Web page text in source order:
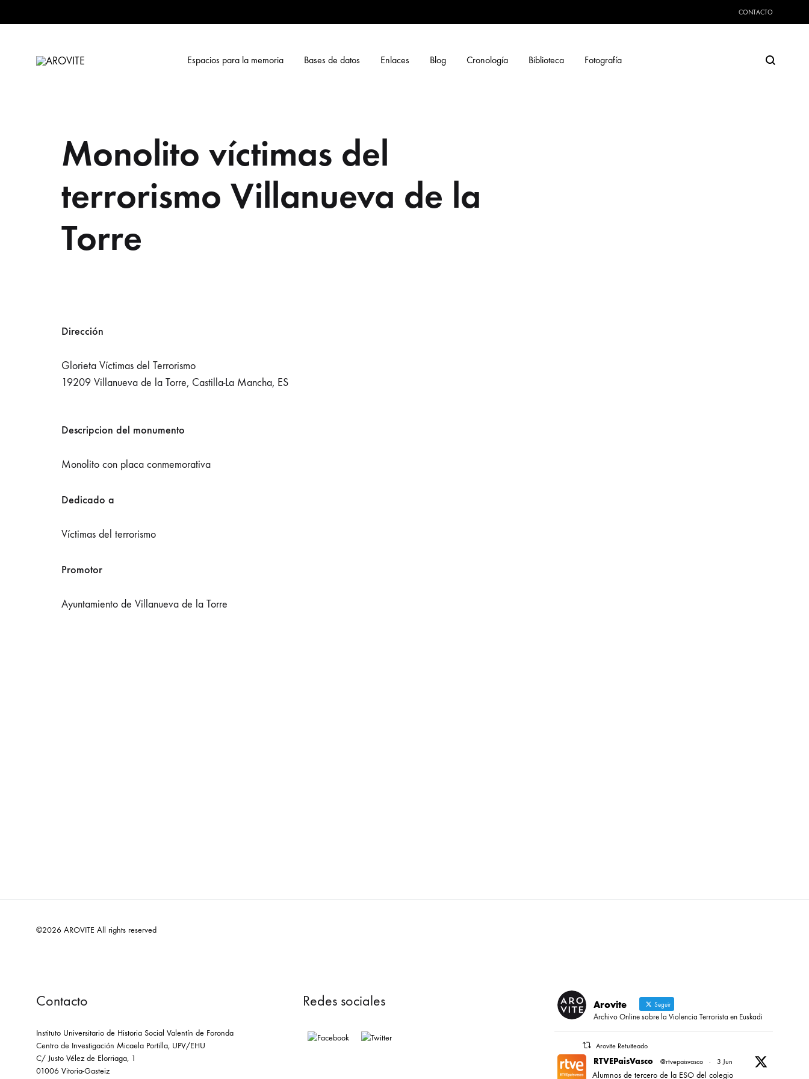
CONTACTO
Violencia
Terrorista
Euskadi
Espacios para la memoria Bases de datos Enlaces Blog Cronología Biblioteca Fotografía Search
Monolito víctimas del
terrorismo Villanueva de la
Torre
Dirección
Glorieta Víctimas del Terrorismo
19209 Villanueva de la Torre, Castilla-La Mancha, ES
Descripcion del monumento
Monolito con placa conmemorativa
Dedicado a
Víctimas del terrorismo
Promotor
Ayuntamiento de Villanueva de la Torre
©2026 AROVITE All rights reserved
Contacto
Instituto Universitario de Historia Social Valentín de Foronda
Centro de Investigación Micaela Portilla, UPV/EHU
C/ Justo Vélez de Elorriaga, 1
01006 Vitoria-Gasteiz
Redes sociales Arovite Seguir
Archivo Online sobre la Violencia Terrorista en Euskadi
Arovite Retuiteado
RTVEPaisVasco @rtvepaisvasco · 3 Jun
Alumnos de tercero de la ESO del colegio